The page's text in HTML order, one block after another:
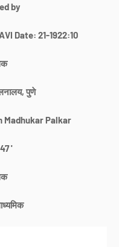
by
Date: 21-1922:10
पुणे
Madhukar Palkar
'